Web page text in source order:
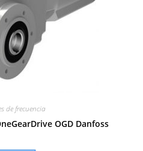
de frecuencia
OGD Danfoss